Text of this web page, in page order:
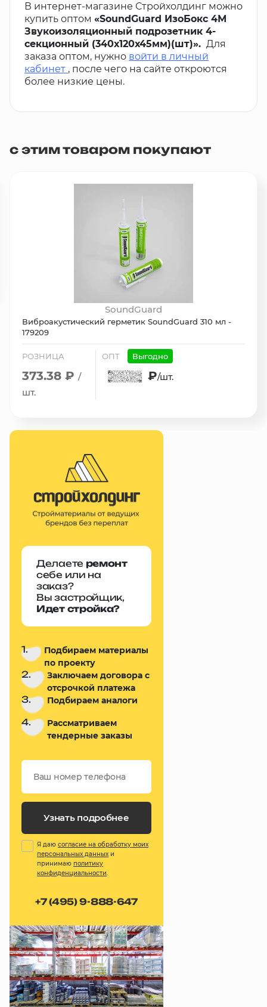
В интернет-магазине Стройхолдинг можно
купить оптом «SoundGuard ИзоБокс 4М
Звукоизоляционный подрозетник 4-
секционный (340х120х45мм)(шт)». Для
заказа оптом, нужно войти в личный
кабинет , после чего на сайте откроются
более низкие цены.
с этим товаром покупают
SoundGuard
Виброакустический герметик SoundGuard 310 мл -
179209
РОЗНИЦА
373.38 ₽ /
шт.
ОПТ Выгодно
₽/шт.
Делаете ремонт
себе или на
заказ?
Вы застройщик,
Идет стройка?
1.
Подбираем материалы
по проекту
2.
Заключаем договора с
отсрочкой платежа
3. Подбираем аналоги
4.
Рассматриваем
тендерные заказы
Узнать подробнее
Я даю согласие на обработку моих
персональных данных и
принимаю политику
конфиденциальности.
+7 (495) 9-888-647